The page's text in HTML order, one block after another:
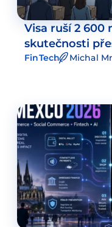
Visa ruší 2 600
skutečnosti
FinTech Michal